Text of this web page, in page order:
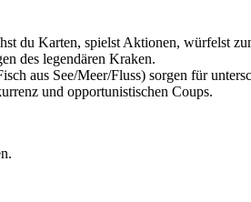
du Karten, spielst Aktionen, würfelst
des legendären Kraken.
aus See/Meer/Fluss) sorgen für
und opportunistischen Coups.